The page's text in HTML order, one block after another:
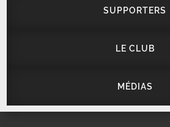
SUPPORTERS
LE CLUB
MÉDIAS